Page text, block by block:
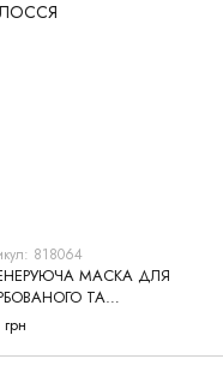
818064
МАСКА ДЛЯ
ТА
ВОЛОССЯ